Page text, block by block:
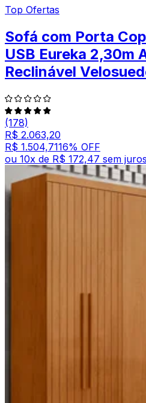
Top Ofertas
Sofá com Porta
USB Eureka 2,30m
Reclinável
(178)
R$ 2.063,20
R$ 1.504,7116% OFF
ou 10x de R$ 172,47 sem juros